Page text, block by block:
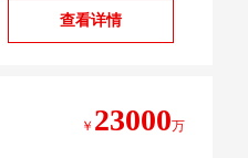
查看详情
￥ 23000万